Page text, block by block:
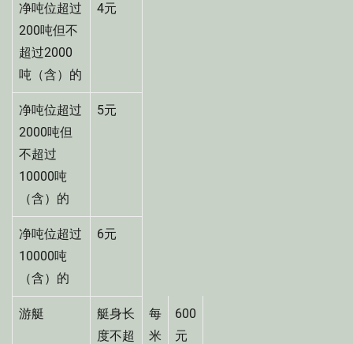
净吨位超过
200吨但不
超过2000
吨（含）的
4元
净吨位超过
2000吨但
不超过
10000吨
（含）的
5元
净吨位超过
10000吨
（含）的
6元
游艇
艇身长
度不超
每
米
600
元